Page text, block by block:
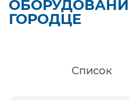
ГОРОДЦЕ
Список